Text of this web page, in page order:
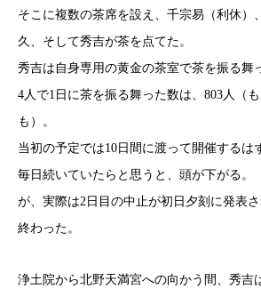
そこに複数の茶席を設え、千宗易（利休）
久、そして秀吉が茶を点てた。
秀吉は自身専用の黄金の茶室で茶を振る舞
4人で1日に茶を振る舞った数は、803人（
も）。
当初の予定では10日間に渡って開催するは
毎日続いていたらと思うと、頭が下がる。
が、実際は2日目の中止が初日夕刻に発表
終わった。
浄土院から北野天満宮への向かう間、秀吉